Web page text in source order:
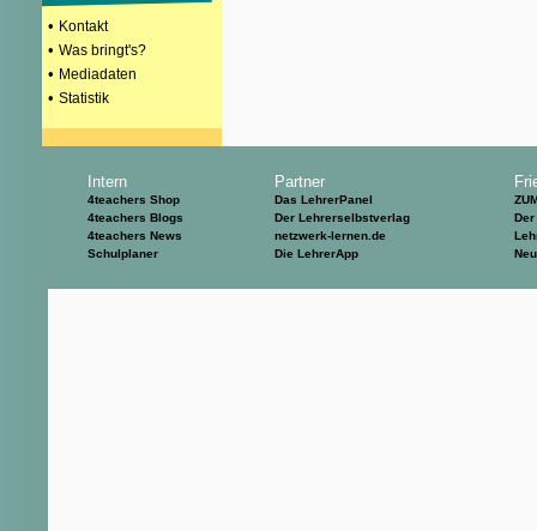
• Kontakt
• Was bringt's?
• Mediadaten
• Statistik
Intern
4teachers Shop
4teachers Blogs
4teachers News
Schulplaner
Partner
Das LehrerPanel
Der Lehrerselbstverlag
netzwerk-lernen.de
Die LehrerApp